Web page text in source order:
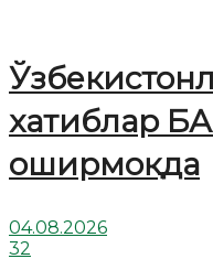
хатиблар
оширмоқда
04.08.2026
32